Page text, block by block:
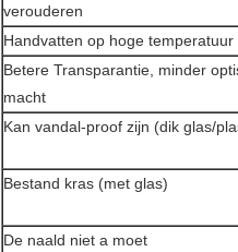
verouderen
Handvatten op hoge temperatuur
Betere Transparantie, minder
macht
Kan vandal-proof zijn (dik glas/
Bestand kras (met glas)
De naald niet a moet